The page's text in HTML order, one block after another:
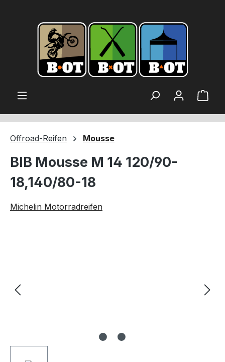
Offroad-Reifen Mousse
BIB Mousse M 14 120/90-
18,140/80-18
Michelin Motorradreifen